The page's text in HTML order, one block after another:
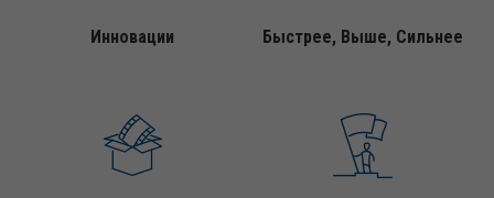
Инновации Быстрее, Выше, Сильнее